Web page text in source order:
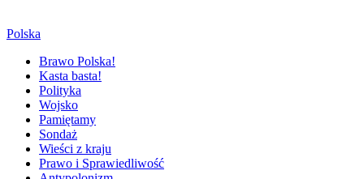
Polska
Brawo Polska!
Kasta basta!
Polityka
Wojsko
Pamiętamy
Sondaż
Wieści z kraju
Prawo i Sprawiedliwość